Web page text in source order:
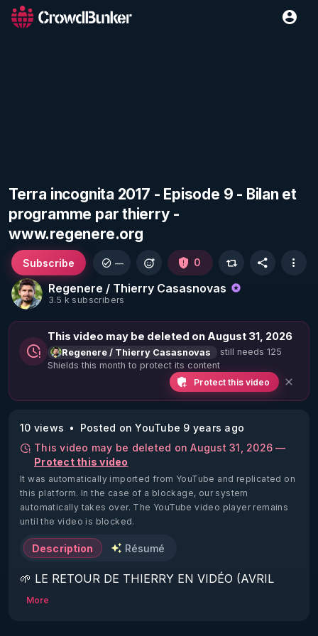
Terra incognita 2017 - Episode 9 - Bilan et
programme par thierry -
www.regenere.org
Regenere / Thierry Casasnovas
3.5 k subscribers
Subscribe — 0
This video may be deleted on August 31, 2026
Regenere / Thierry Casasnovas
still needs 125
Shields this month to protect its content
Protect this video
10 views
Posted on YouTube 9 years ago
This video may be deleted on August 31, 2026 —
Protect this video
It was automatically imported from YouTube and replicated on
this platform. In the case of a blockage, our system
automatically takes over. The YouTube video player remains
until the video is blocked.
Description Résumé
🌱 LE RETOUR DE THIERRY EN VIDÉO (AVRIL
2022)!
More